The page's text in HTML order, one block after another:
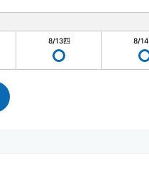
8/13四 8/14